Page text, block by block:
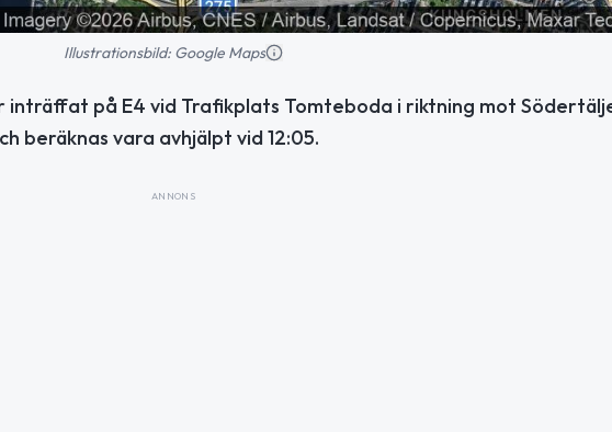
Illustrationsbild: Google Maps
inträffat på E4 vid Trafikplats Tomteboda i riktning mot
beräknas vara avhjälpt vid 12:05.
ANNONS